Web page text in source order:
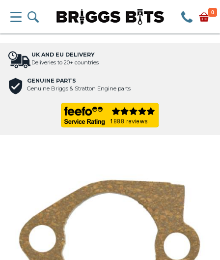
0
UK AND EU DELIVERY
Deliveries to 20+ countries
GENUINE PARTS
Genuine Briggs & Stratton Engine parts